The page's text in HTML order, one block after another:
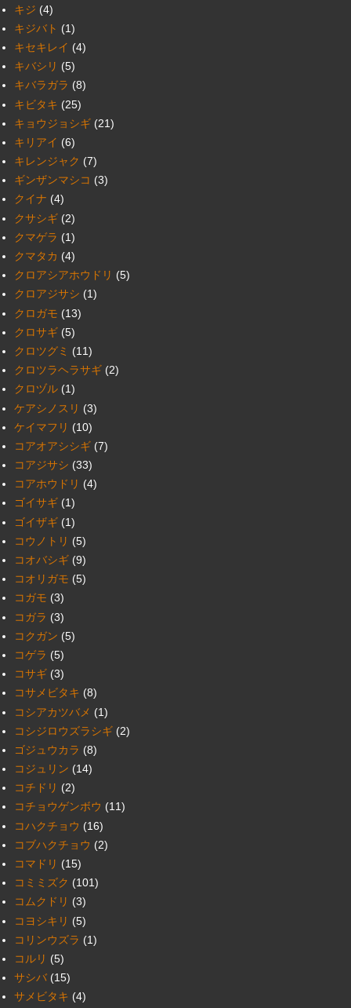
キジ (4)
キジバト (1)
キセキレイ (4)
キバシリ (5)
キバラガラ (8)
キビタキ (25)
キョウジョシギ (21)
キリアイ (6)
キレンジャク (7)
ギンザンマシコ (3)
クイナ (4)
クサシギ (2)
クマゲラ (1)
クマタカ (4)
クロアシアホウドリ (5)
クロアジサシ (1)
クロガモ (13)
クロサギ (5)
クロツグミ (11)
クロツラヘラサギ (2)
クロヅル (1)
ケアシノスリ (3)
ケイマフリ (10)
コアオアシシギ (7)
コアジサシ (33)
コアホウドリ (4)
ゴイサギ (1)
ゴイザギ (1)
コウノトリ (5)
コオバシギ (9)
コオリガモ (5)
コガモ (3)
コガラ (3)
コクガン (5)
コゲラ (5)
コサギ (3)
コサメビタキ (8)
コシアカツバメ (1)
コシジロウズラシギ (2)
ゴジュウカラ (8)
コジュリン (14)
コチドリ (2)
コチョウゲンボウ (11)
コハクチョウ (16)
コブハクチョウ (2)
コマドリ (15)
コミミズク (101)
コムクドリ (3)
コヨシキリ (5)
コリンウズラ (1)
コルリ (5)
サシバ (15)
サメビタキ (4)